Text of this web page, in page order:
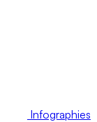
Infographies